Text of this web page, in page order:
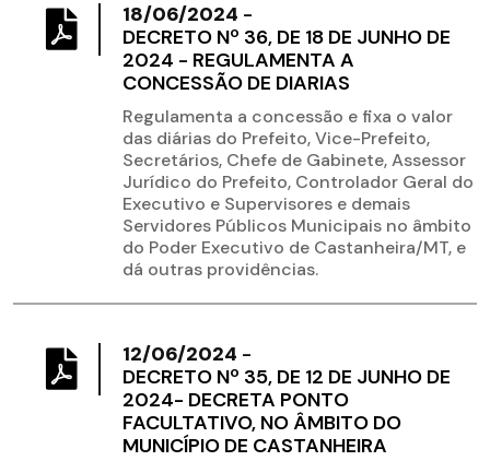
18/06/2024 -
DECRETO Nº 36, DE 18 DE JUNHO DE
2024 - REGULAMENTA A
CONCESSÃO DE DIARIAS
Regulamenta a concessão e fixa o valor
das diárias do Prefeito, Vice-Prefeito,
Secretários, Chefe de Gabinete, Assessor
Jurídico do Prefeito, Controlador Geral do
Executivo e Supervisores e demais
Servidores Públicos Municipais no âmbito
do Poder Executivo de Castanheira/MT, e
dá outras providências.
12/06/2024 -
DECRETO Nº 35, DE 12 DE JUNHO DE
2024- DECRETA PONTO
FACULTATIVO, NO ÂMBITO DO
MUNICÍPIO DE CASTANHEIRA